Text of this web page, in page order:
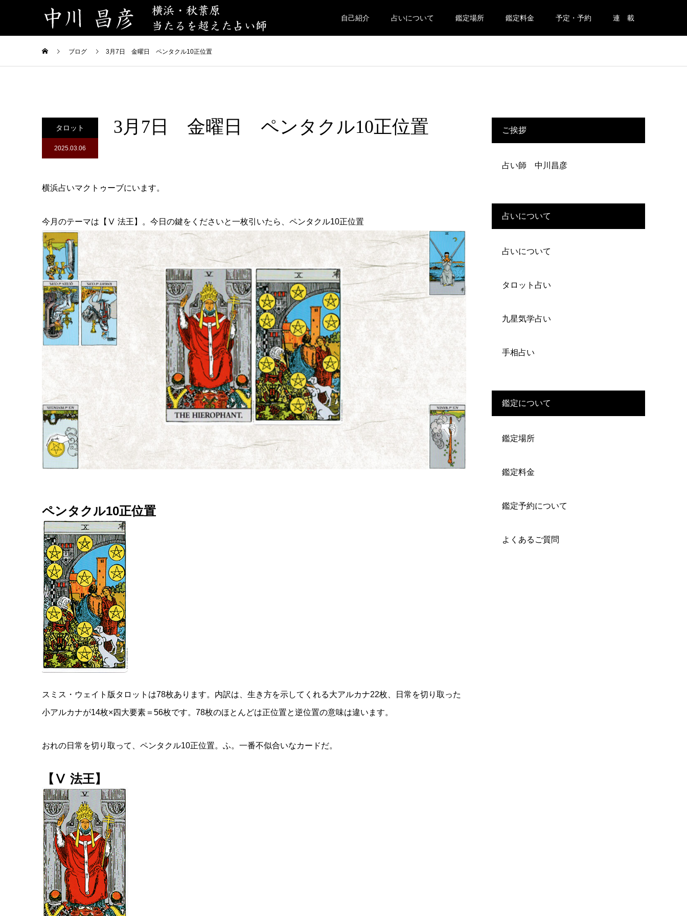
自己紹介 占いについて 鑑定場所 鑑定料金 予定・予約 連 載
ブログ 3月7日 金曜日 ペンタクル10正位置
タロット
2025.03.06
3月7日 金曜日 ペンタクル10正位置
横浜占いマクトゥーブにいます。
今月のテーマは【Ⅴ 法王】。今日の鍵をくださいと一枚引いたら、ペンタクル10正位置
ペンタクル10正位置
スミス・ウェイト版タロットは78枚あります。内訳は、生き方を示してくれる大アルカナ22枚、日常を切り取った
小アルカナが14枚×四大要素＝56枚です。78枚のほとんどは正位置と逆位置の意味は違います。
おれの日常を切り取って、ペンタクル10正位置。ふ。一番不似合いなカードだ。
【Ⅴ 法王】
ご挨拶
占い師 中川昌彦
占いについて
占いについて
タロット占い
九星気学占い
手相占い
鑑定について
鑑定場所
鑑定料金
鑑定予約について
よくあるご質問